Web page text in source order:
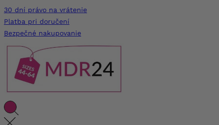
30 dní právo na vrátenie
Platba pri doručení
Bezpečné nakupovanie